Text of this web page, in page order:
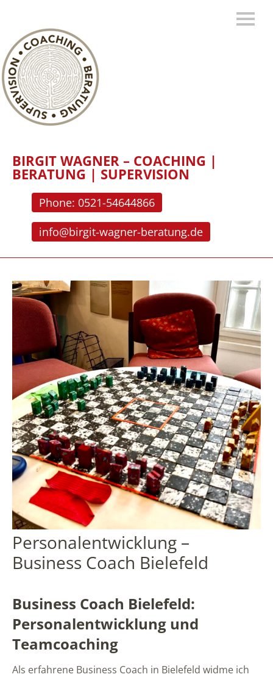
BIRGIT WAGNER – COACHING |
BERATUNG | SUPERVISION
Phone: 0521-54644866
info@birgit-wagner-beratung.de
Personalentwicklung –
Business Coach Bielefeld
Business Coach Bielefeld:
Personalentwicklung und
Teamcoaching
Als erfahrene Business Coach in Bielefeld widme ich